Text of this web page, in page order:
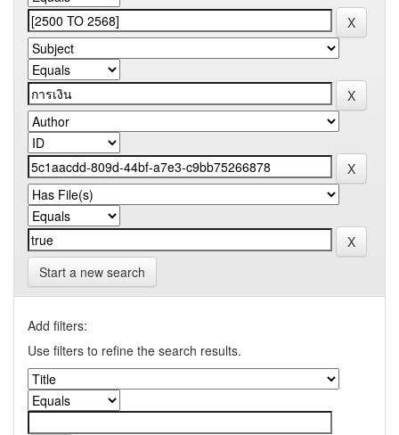
Start a new search
Add filters:
Use filters to refine the search results.